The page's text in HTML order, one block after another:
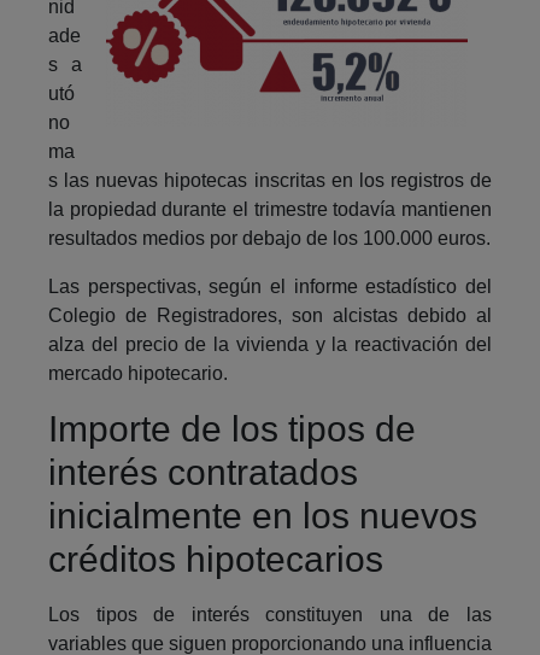
nid
ade
s a
utó
no
ma
s las nuevas hipotecas inscritas en los registros de
la propiedad durante el trimestre todavía mantienen
resultados medios por debajo de los 100.000 euros.
Las perspectivas, según el informe estadístico del
Colegio de Registradores, son alcistas debido al
alza del precio de la vivienda y la reactivación del
mercado hipotecario.
Importe de los tipos de
interés contratados
inicialmente en los nuevos
créditos hipotecarios
Los tipos de interés constituyen una de las
variables que siguen proporcionando una influencia